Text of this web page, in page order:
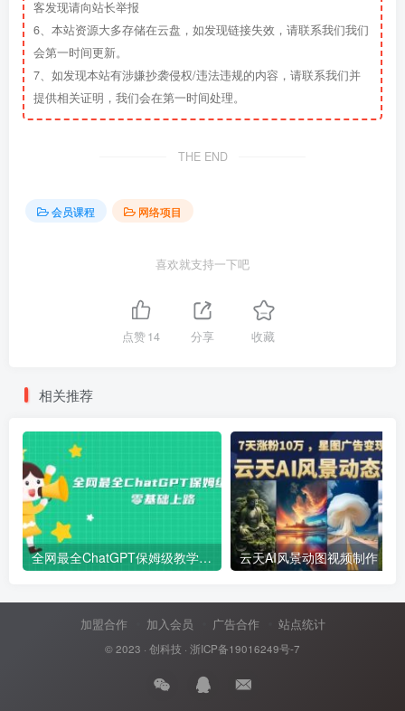
客发现请向站长举报
6、本站资源大多存储在云盘，如发现链接失效，请联系我们我们
会第一时间更新。
7、如发现本站有涉嫌抄袭侵权/违法违规的内容，请联系我们并
提供相关证明，我们会在第一时间处理。
THE END
会员课程 网络项目
喜欢就支持一下吧
点赞14 分享 收藏
相关推荐
全网最全ChatGPT保姆级教学，零基础上路
加盟合作 加入会员 广告合作 站点统计
© 2023 · 创科技 · 浙ICP备19016249号-7